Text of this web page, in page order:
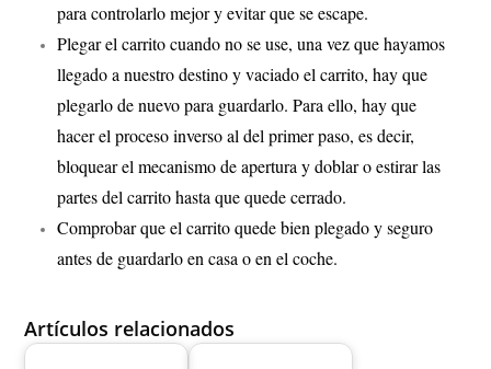
para controlarlo mejor y evitar que se escape.
Plegar el carrito cuando no se use, una vez que hayamos
llegado a nuestro destino y vaciado el carrito, hay que
plegarlo de nuevo para guardarlo. Para ello, hay que
hacer el proceso inverso al del primer paso, es decir,
bloquear el mecanismo de apertura y doblar o estirar las
partes del carrito hasta que quede cerrado.
Comprobar que el carrito quede bien plegado y seguro
antes de guardarlo en casa o en el coche.
Artículos relacionados